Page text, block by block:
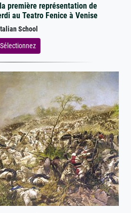
première représentation de
au Teatro Fenice à Venise
School
Sélectionnez